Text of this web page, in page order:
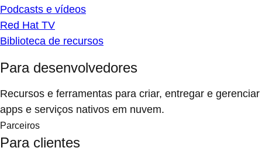
Podcasts e vídeos
Red Hat TV
Biblioteca de recursos
Para desenvolvedores
Recursos e ferramentas para criar, entregar e gerenciar
apps e serviços nativos em nuvem.
Parceiros
Para clientes